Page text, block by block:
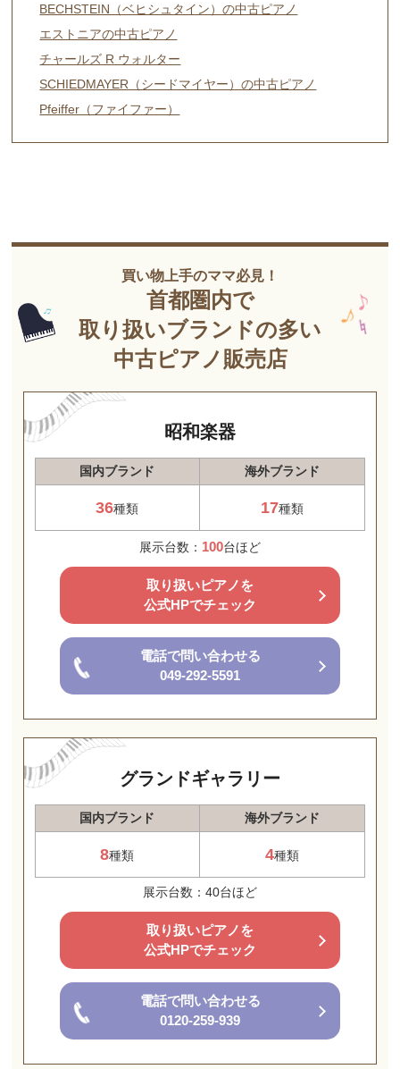
BECHSTEIN（ベヒシュタイン）の中古ピアノ
エストニアの中古ピアノ
チャールズ R ウォルター
SCHIEDMAYER（シードマイヤー）の中古ピアノ
Pfeiffer（ファイファー）
買い物上手のママ必見！
首都圏内で
取り扱いブランドの多い
中古ピアノ販売店
昭和楽器
国内ブランド 海外ブランド
36種類 17種類
展示台数： 100台ほど
取り扱いピアノを
公式HPでチェック
電話で問い合わせる
049-292-5591
グランドギャラリー
国内ブランド 海外ブランド
8種類 4種類
展示台数：40台ほど
取り扱いピアノを
公式HPでチェック
電話で問い合わせる
0120-259-939